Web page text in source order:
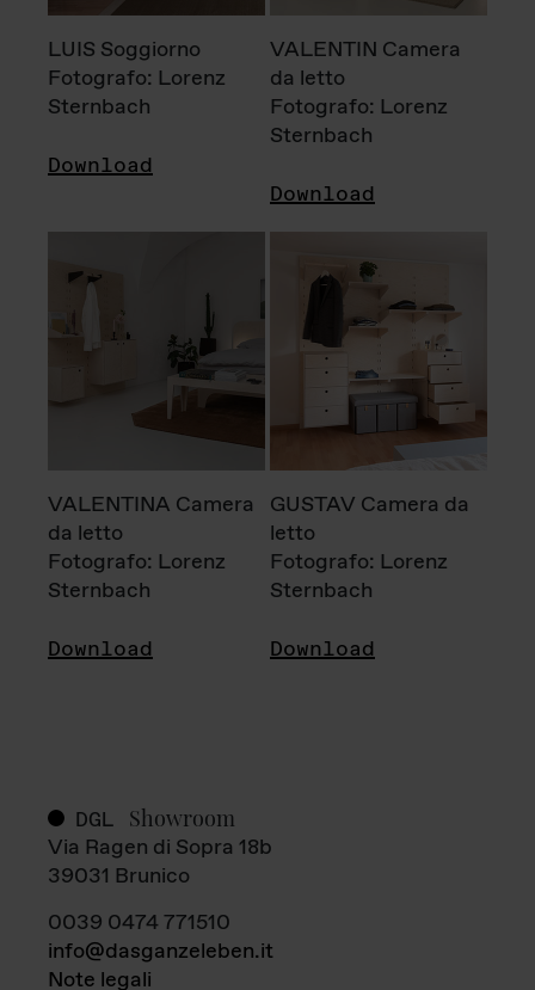
LUIS Soggiorno
Fotografo: Lorenz
Sternbach
Download
VALENTIN Camera
da letto
Fotografo: Lorenz
Sternbach
Download
VALENTINA Camera
da letto
Fotografo: Lorenz
Sternbach
Download
GUSTAV Camera da
letto
Fotografo: Lorenz
Sternbach
Download
DGL Showroom
Via Ragen di Sopra 18b
39031 Brunico
0039 0474 771510
info@dasganzeleben.it
Note legali